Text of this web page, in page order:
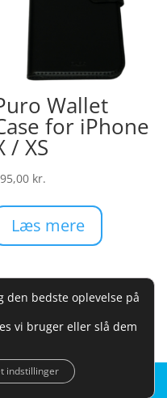
Wallet
for iPhone
/ XS
kr.
Læs mere
den bedste oplevelse på
vi bruger eller slå dem
indstillinger